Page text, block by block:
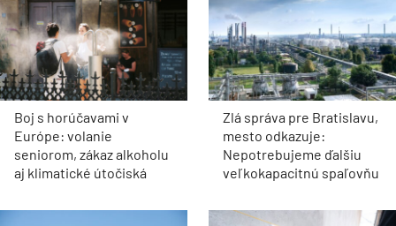
Boj s horúčavami v
Európe: volanie
seniorom, zákaz alkoholu
aj klimatické útočiská
Zlá správa pre Bratislavu,
mesto odkazuje:
Nepotrebujeme ďalšiu
veľkokapacitnú spaľovňu